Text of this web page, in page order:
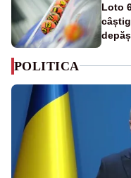
Loto
POLITICA